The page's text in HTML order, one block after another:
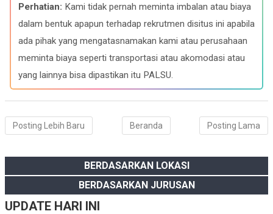
b
o
o
g
r
a
s
A
p
e
d
I
Perhatian: Kami tidak pernah meminta imbalan atau biaya
dalam bentuk apapun terhadap rekrutmen disitus ini apabila
ada pihak yang mengatasnamakan kami atau perusahaan
meminta biaya seperti transportasi atau akomodasi atau
yang lainnya bisa dipastikan itu PALSU.
Posting Lebih Baru Posting Lama
Beranda
BERDASARKAN LOKASI
BERDASARKAN JURUSAN
UPDATE HARI INI